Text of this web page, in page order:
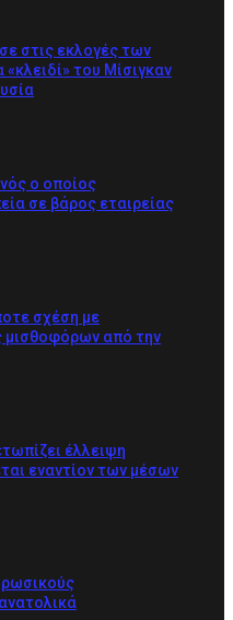
στις εκλογές των
του Μίσιγκαν
ο οποίος
σε βάρος εταιρείας
σχέση με
από την
έλλειψη
εναντίον των μέσων
ρωσικούς